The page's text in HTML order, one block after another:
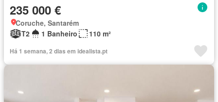
235 000 €
Coruche, Santarém
T2
1 Banheiro 110 m²
Há 1 semana, 2 dias em idealista.pt